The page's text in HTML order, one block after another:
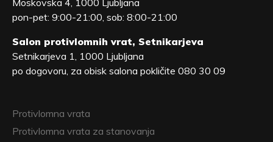
Moskovska 4, 1000 Ljubljana
pon-pet: 9:00-21:00, sob: 8:00-21:00
Salon protivlomnih vrat, Setnikarjeva
Setnikarjeva 1, 1000 Ljubljana
po dogovoru, za obisk salona pokličite 080 30 09
Protivlomna vrata
Protivlomna vrata za stanovanja